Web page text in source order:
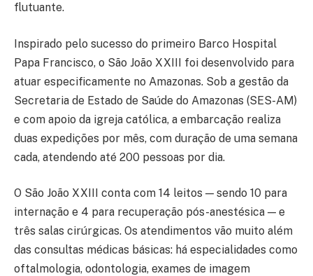
flutuante.
Inspirado pelo sucesso do primeiro Barco Hospital
Papa Francisco, o São João XXIII foi desenvolvido para
atuar especificamente no Amazonas. Sob a gestão da
Secretaria de Estado de Saúde do Amazonas (SES-AM)
e com apoio da igreja católica, a embarcação realiza
duas expedições por mês, com duração de uma semana
cada, atendendo até 200 pessoas por dia.
O São João XXIII conta com 14 leitos — sendo 10 para
internação e 4 para recuperação pós-anestésica — e
três salas cirúrgicas. Os atendimentos vão muito além
das consultas médicas básicas: há especialidades como
oftalmologia, odontologia, exames de imagem